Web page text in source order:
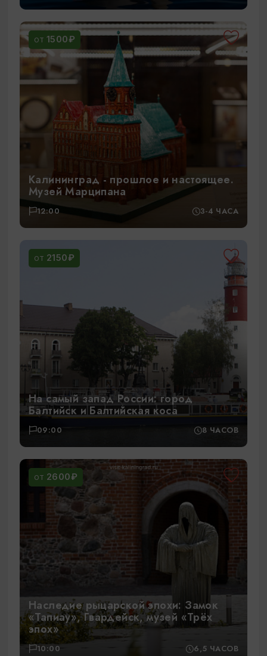
ОТ 1500₽
Калининград - прошлое и настоящее.
Музей Марципана
12:00 3-4 ЧАСА
ОТ 2150₽
На самый запад России: город
Балтийск и Балтийская коса
09:00 8 ЧАСОВ
ОТ 2600₽
Наследие рыцарской эпохи: Замок
«Тапиау», Гвардейск, музей «Трёх
эпох»
10:00 6,5 ЧАСОВ